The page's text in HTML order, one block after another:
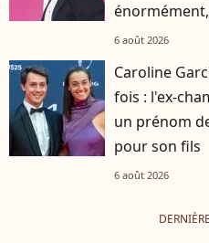
6 août 2026
Caroline
fois : l'ex-
un prénom
pour son fils
6 août 2026